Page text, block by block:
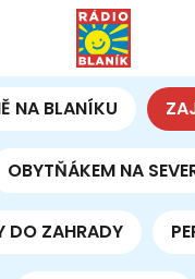
NA BLANÍKU
OBYTŇÁKEM NA
DO ZAHRADY